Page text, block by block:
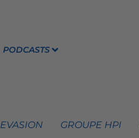
PODCASTS
GROUPE HPI